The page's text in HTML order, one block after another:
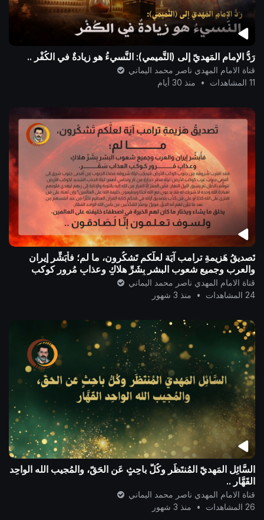
رَدُّ الإمامِ المَهديّ إلى (التَّميمي): النَّسيءُ هو زيادةٌ في الكُفْر ..
قناة الامام المهدي ناصر محمد اليماني
11 المشاهدات
• منذ 30 أيام
تَصديقُ هَزيمةِ ترامب آيَة لعلَّكم تَشكُرون، ما لم؛ فأُبَشِّر إيران
والعرب وجميع شعوب البشر بِشَرِّ هلاكٍ وعذابِ مُرور كوكب
العذاب سَقَر..
قناة الامام المهدي ناصر محمد اليماني
24 المشاهدات
• منذ 3 شهور
السَّائِل المَهديّ المُنتَظَر وكُلُّ باحِثٍ عَن الحَقّ، والمُجيب الله الواحِد
القَهَّار ..
قناة الامام المهدي ناصر محمد اليماني
26 المشاهدات
• منذ 3 شهور